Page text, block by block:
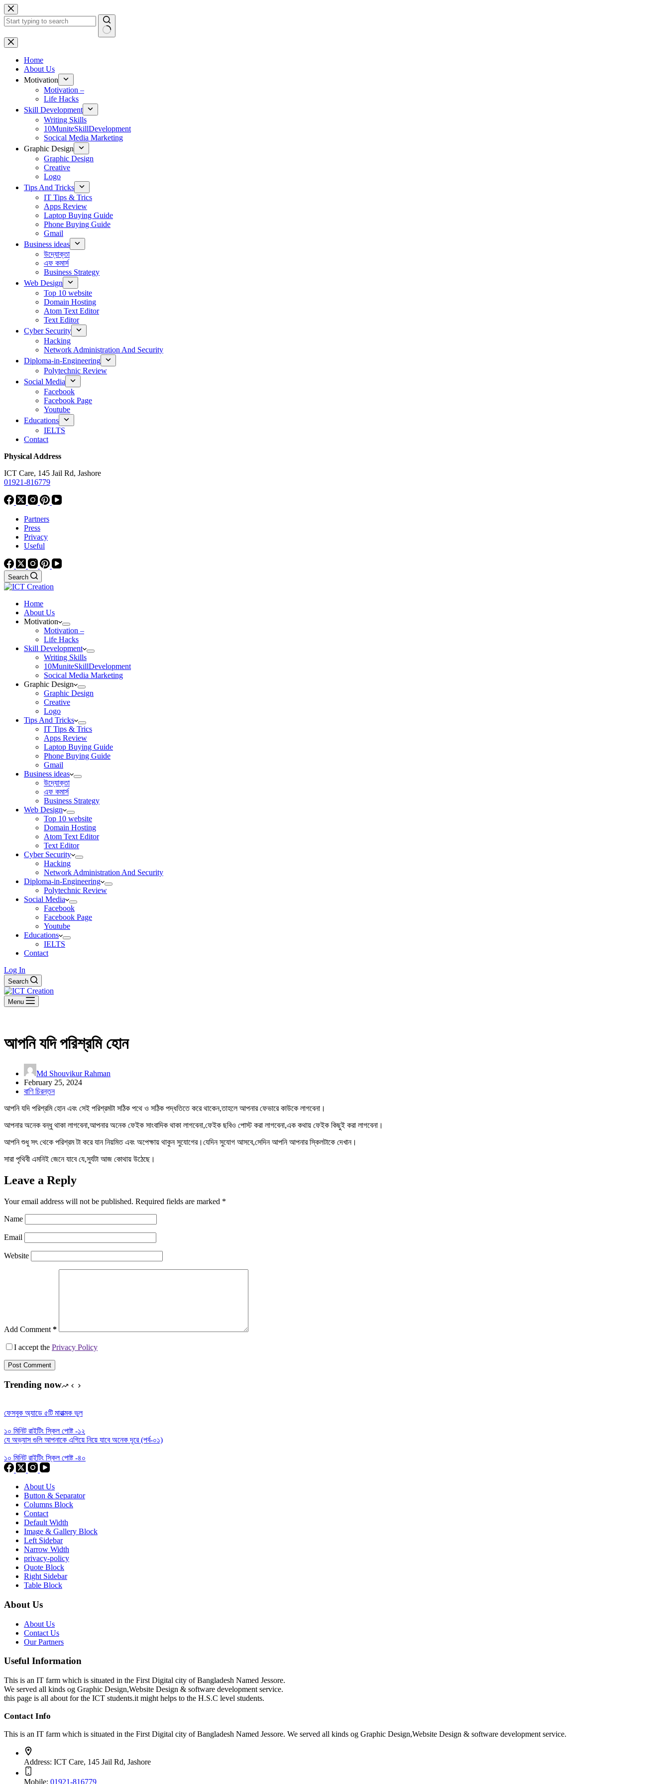
Skip
to
content
No
results
Home
About Us
Motivation
Motivation –
Life Hacks
Skill Development
Writing Skills
10MuniteSkillDevelopment
Socical Media Marketing
Graphic Design
Graphic Design
Creative
Logo
Tips And Tricks
IT Tips & Trics
Apps Review
Laptop Buying Guide
Phone Buying Guide
Gmail
Business ideas
উদ্যোক্তা
এফ কমার্স
Business Strategy
Web Design
Top 10 website
Domain Hosting
Atom Text Editor
Text Editor
Cyber Security
Hacking
Network Administration And Security
Diploma-in-Engineering
Polytechnic Review
Social Media
Facebook
Facebook Page
Youtube
Educations
IELTS
Contact
Physical Address
ICT Care, 145 Jail Rd, Jashore
01921-816779
Partners
Press
Privacy
Useful
Search
Home
About Us
Motivation
Motivation –
Life Hacks
Skill Development
Writing Skills
10MuniteSkillDevelopment
Socical Media Marketing
Graphic Design
Graphic Design
Creative
Logo
Tips And Tricks
IT Tips & Trics
Apps Review
Laptop Buying Guide
Phone Buying Guide
Gmail
Business ideas
উদ্যোক্তা
এফ কমার্স
Business Strategy
Web Design
Top 10 website
Domain Hosting
Atom Text Editor
Text Editor
Cyber Security
Hacking
Network Administration And Security
Diploma-in-Engineering
Polytechnic Review
Social Media
Facebook
Facebook Page
Youtube
Educations
IELTS
Contact
Log In
Search
Menu
আপনি যদি পরিশ্রমি হোন
Md Shouvikur Rahman
February 25, 2024
বাণি চিরন্তন
আপনি যদি পরিশ্রমি হোন এবং সেই পরিশ্রমটা সঠিক পথে ও সঠিক পদ্ধতিতে করে থাকেন,তাহলে আপনার ফেভারে কাউকে লাগবেনা।
আপনার অনেক বন্ধু থাকা লাগবেনা,আপনার অনেক ফেইক সাংবাদিক থাকা লাগবেনা,ফেইক ছবিও পোস্ট করা লাগবেনা,এক কথায় ফেইক কিছুই করা লাগবেনা।
আপনি শুধু সৎ থেকে পরিশ্রম টা করে যান নিয়মিত এবং অপেক্ষায় থাকুন সুযোগের।যেদিন সুযোগ আসবে,সেদিন আপনি আপনার স্কিলটাকে দেখান।
সারা পৃথিবী এমনিই জেনে যাবে যে,সুর্যটা আজ কোথায় উঠেছে।
Leave a Reply
Your email address will not be published. Required fields are marked *
Name
Email
Website
Add Comment *
I accept the Privacy Policy
Post Comment
Trending now
ফেসবুক অ্যাডে ৫টি মারাত্মক ভুল
১০ মিনিট রাইটিং স্কিল পোষ্ট -১২
যে অভ্যাস গুলি আপনাকে এগিয়ে নিয়ে যাবে অনেক দূরে (পর্ব-০১)
১০ মিনিট রাইটিং স্কিল পোষ্ট -৪০
About Us
Button & Separator
Columns Block
Contact
Default Width
Image & Gallery Block
Left Sidebar
Narrow Width
privacy-policy
Quote Block
Right Sidebar
Table Block
About Us
About Us
Contact Us
Our Partners
Useful Information
This is an IT farm which is situated in the First Digital city of Bangladesh Named Jessore.
We served all kinds og Graphic Design,Website Design & software development service.
this page is all about for the ICT students.it might helps to the H.S.C level students.
Contact Info
This is an IT farm which is situated in the First Digital city of Bangladesh Named Jessore. We served all kinds og Graphic Design,Website Design & software development service.
Address: ICT Care, 145 Jail Rd, Jashore
Mobile: 01921-816779